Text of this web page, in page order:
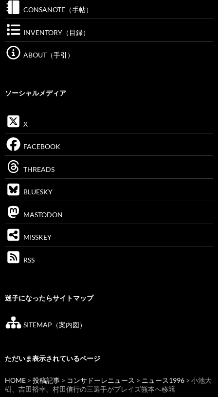
CONSANOTE（手帖）
INVENTORY（目録）
ABOUT（手引）
ソーシャルメディア
X
FACEBOOK
THREADS
BLUESKY
MASTODON
MISSKEY
RSS
迷子になったらサイトマップ
SITEMAP（案内図）
ただいま表示されているページ
HOME > 投稿記事 > コンサドーレニュース > ニュース1996 > 小池大
樹、吉田裕幸、村田信行の三選手がブレイズ熊本へ移籍